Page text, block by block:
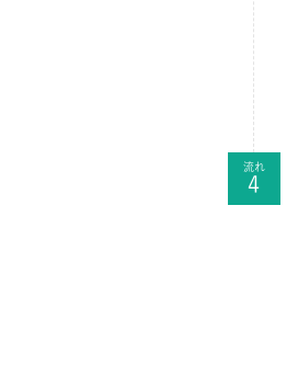
流れ